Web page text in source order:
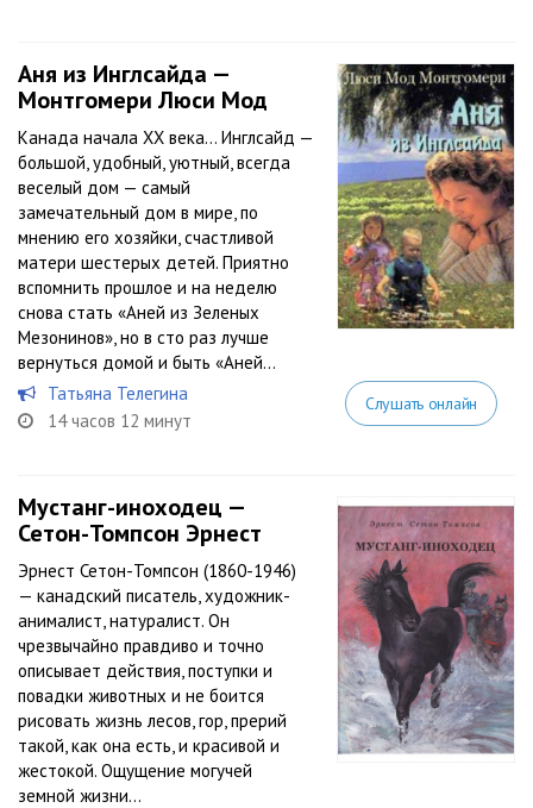
Аня из Инглсайда —
Монтгомери Люси Мод
Канада начала XX века… Инглсайд —
большой, удобный, уютный, всегда
веселый дом — самый
замечательный дом в мире, по
мнению его хозяйки, счастливой
матери шестерых детей. Приятно
вспомнить прошлое и на неделю
снова стать «Аней из Зеленых
Мезонинов», но в сто раз лучше
вернуться домой и быть «Аней...
Татьяна Телегина
14 часов 12 минут
Слушать онлайн
Мустанг-иноходец —
Сетон-Томпсон Эрнест
Эрнест Сетон-Томпсон (1860-1946)
— канадский писатель, художник-
анималист, натуралист. Он
чрезвычайно правдиво и точно
описывает действия, поступки и
повадки животных и не боится
рисовать жизнь лесов, гор, прерий
такой, как она есть, и красивой и
жестокой. Ощущение могучей
земной жизни...